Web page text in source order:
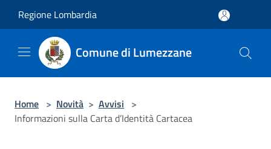
Regione Lombardia
Comune di Lumezzane
Home > Novità > Avvisi >
Informazioni sulla Carta d’Identità Cartacea